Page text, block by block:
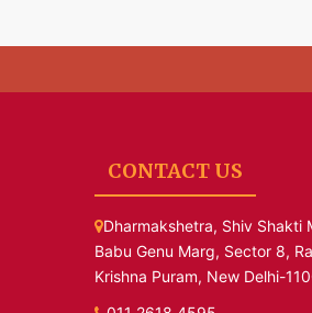
CONTACT US
Dharmakshetra, Shiv Shakti
Babu Genu Marg, Sector 8,
Krishna Puram, New Delhi-